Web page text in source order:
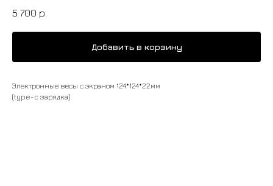
5 700 р.
Добавить в корзину
Электронные весы с экраном 124*124*22мм
(type-c зарядка)